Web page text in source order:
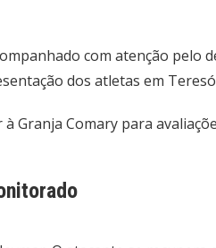
com atenção pelo
dos atletas em
Granja Comary para